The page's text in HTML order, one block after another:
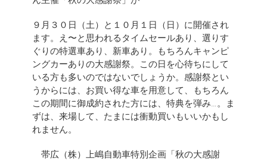
９月３０日（土）と１０月１日（日）に開催され
ます。え〜と思われるタイムセールあり、選りす
ぐりの特選車あり、新車あり。もちろんキャンピ
ングカーありの大感謝祭。この日を心待ちにして
いる方も多いのではないでしょうか。感謝祭とい
うからには、お買い得な車を用意して、もちろん
この期間に御成約された方には、特典を弾み…。ま
ずは、来場して、たまには衝動買いもいいかもし
れません。
帯広（株）上嶋自動車特別企画「秋の大感謝